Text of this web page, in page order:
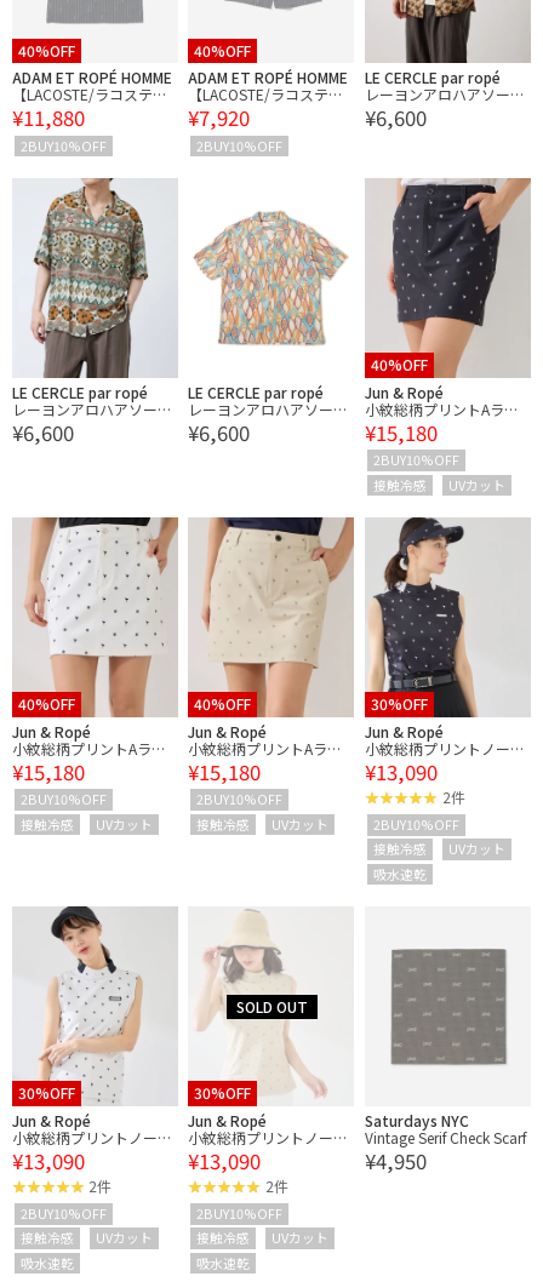
40%OFF
ADAM ET ROPÉ HOMME
【LACOSTE/ラコステ】
ストライプS/Sシャツ
¥11,880
2BUY10%OFF
40%OFF
ADAM ET ROPÉ HOMME
【LACOSTE/ラコステ】
ストライプショーツ
¥7,920
2BUY10%OFF
LE CERCLE par ropé
レーヨンアロハアソート
シャツ
¥6,600
LE CERCLE par ropé
レーヨンアロハアソート
シャツ
¥6,600
LE CERCLE par ropé
レーヨンアロハアソート
シャツ
¥6,600
40%OFF
Jun & Ropé
小紋総柄プリントAライ
ンスカート/UV・接触冷
感
¥15,180
2BUY10%OFF
接触冷感
UVカット
40%OFF
Jun & Ropé
小紋総柄プリントAライ
ンスカート/UV・接触冷
感
¥15,180
2BUY10%OFF
接触冷感
UVカット
40%OFF
Jun & Ropé
小紋総柄プリントAライ
ンスカート/UV・接触冷
感
¥15,180
2BUY10%OFF
接触冷感
UVカット
30%OFF
Jun & Ropé
小紋総柄プリントノース
リーブプルオーバー/U
V・接触冷感
¥13,090
2件
2BUY10%OFF
接触冷感
UVカット
吸水速乾
30%OFF
Jun & Ropé
小紋総柄プリントノース
リーブプルオーバー/U
V・接触冷感
¥13,090
2件
2BUY10%OFF
接触冷感
UVカット
吸水速乾
30%OFF
Jun & Ropé
小紋総柄プリントノース
リーブプルオーバー/U
V・接触冷感
¥13,090
2件
2BUY10%OFF
接触冷感
UVカット
吸水速乾
Saturdays NYC
Vintage Serif Check Scarf
¥4,950